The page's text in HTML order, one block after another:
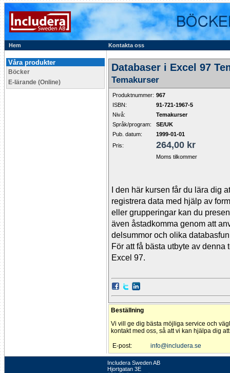
Hem Kontakta oss
Våra produkter
Böcker
E-lärande (Online)
Databaser i Excel 97
Temakurser
Produktnummer: 967
ISBN:
91-721-1967-5
Nivå:
Temakurser
Språk/program:
SE/UK
Pub. datum:
1999-01-01
Pris:
264,00 kr
Moms tilkommer
I den här kursen får du lära dig
registrera data med hjälp av
eller grupperingar kan du
även åstadkomma genom att
delsummor och olika
För att få bästa utbyte av
Excel 97.
Beställning
Vi vill ge dig bästa möjliga service och
kontakt med oss, så att vi kan hjälpa dig
E-post: info@includera.se
Includera Sweden AB
Hjortgatan 3E